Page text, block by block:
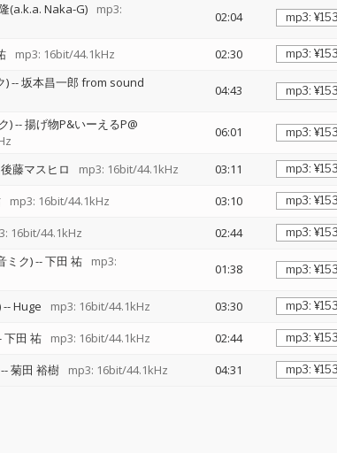
(a.k.a. Naka-G)
mp3:
02:04
mp3: 16bit/44.1kHz 02:30
)--坂本昌一郎 from sound
04:43
)--揚げ物P&いーえるP@
06:01
後藤マスヒロ mp3: 16bit/44.1kHz
03:11
mp3: 16bit/44.1kHz
03:10
16bit/44.1kHz 02:44
ミク)--下田 祐
mp3:
01:38
--Huge mp3: 16bit/44.1kHz
03:30
下田 祐 mp3: 16bit/44.1kHz
02:44
--菊田 裕樹 mp3: 16bit/44.1kHz 04:31